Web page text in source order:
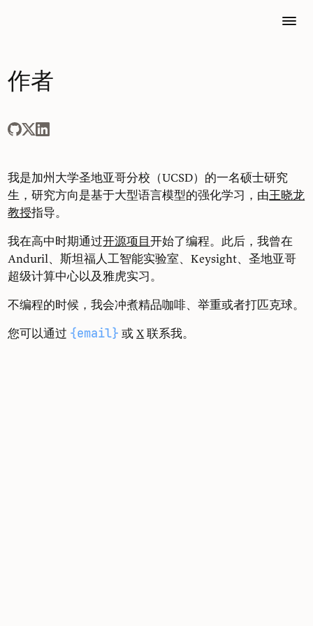
作者
我是加州大学圣地亚哥分校（UCSD）的一名硕士研究
生，研究方向是基于大型语言模型的强化学习，由王晓龙
教授指导。
我在高中时期通过开源项目开始了编程。此后，我曾在
Anduril、斯坦福人工智能实验室、Keysight、圣地亚哥
超级计算中心以及雅虎实习。
不编程的时候，我会冲煮精品咖啡、举重或者打匹克球。
您可以通过 {email} 或X 联系我。